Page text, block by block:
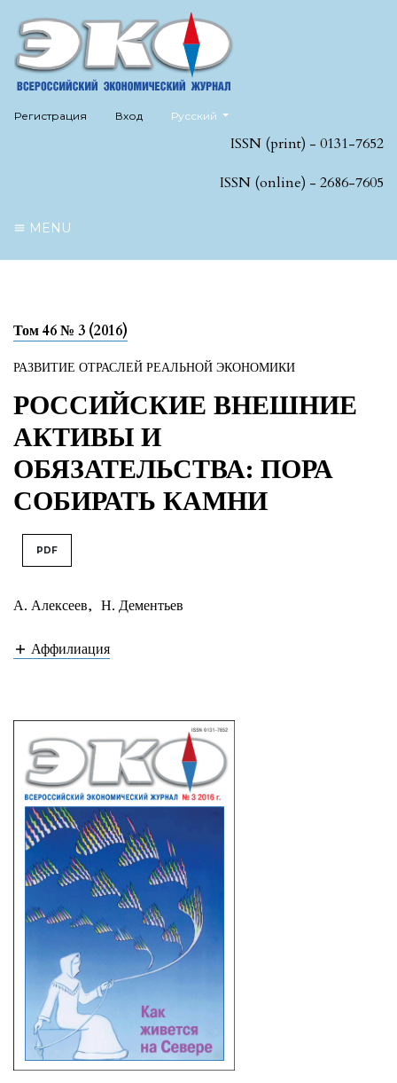
Регистрация Вход Русский
ISSN (print) - 0131-7652
ISSN (online) - 2686-7605
MENU
Том 46 № 3 (2016)
РАЗВИТИЕ ОТРАСЛЕЙ РЕАЛЬНОЙ ЭКОНОМИКИ
РОССИЙСКИЕ ВНЕШНИЕ
АКТИВЫ И
ОБЯЗАТЕЛЬСТВА: ПОРА
СОБИРАТЬ КАМНИ
PDF
А. Алексеев, Н. Дементьев
Аффилиация